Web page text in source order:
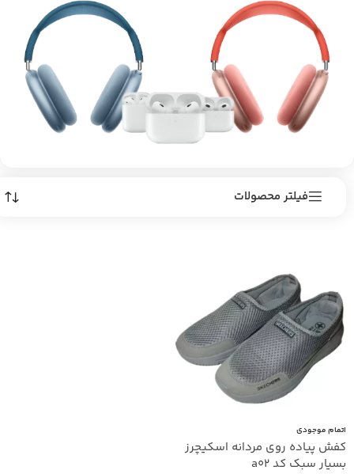
فیلتر محصولات
اتمام موجودی
کفش پیاده روی مردانه اسکیچرز
بسیار سبک کد a02